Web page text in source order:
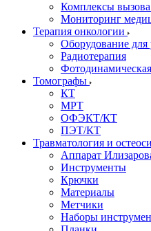
Комплексы вызова
Мониторинг
Терапия онкологии
Оборудование для
Радиотерапия
Томографы
КТ
МРТ
ОФЭКТ/КТ
ПЭТ/КТ
Травматология и
Аппарат
Инструменты
Крючки
Материалы
Метчики
Наборы